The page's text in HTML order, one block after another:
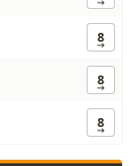
8
8
8